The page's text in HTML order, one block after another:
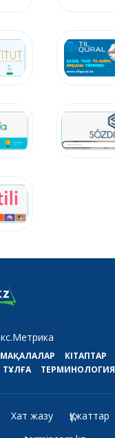
МАҚАЛАЛАР КІТАПТАР
ТҰЛҒА
ТЕРМИНОЛОГИЯ
Хат жазу Құжаттар